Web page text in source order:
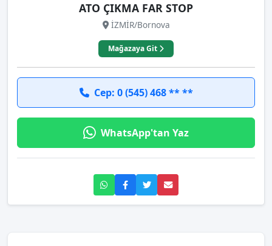
ATO ÇIKMA FAR STOP
İZMİR/Bornova
Mağazaya Git
Cep: 0 (545) 468 ** **
WhatsApp'tan Yaz